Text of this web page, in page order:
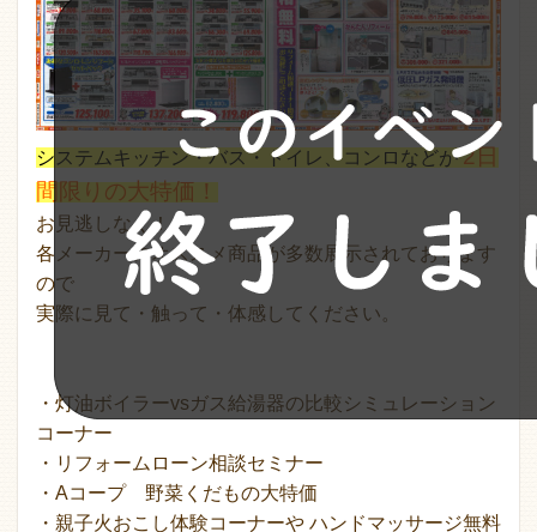
システムキッチン・バス・トイレ、コンロなどが 2日
間限りの大特価！
お見逃しなく！
各メーカーのオススメ商品が多数展示されております
ので
実際に見て・触って・体感してください。
・灯油ボイラーvsガス給湯器の比較シミュレーション
コーナー
・リフォームローン相談セミナー
・Aコープ 野菜くだもの大特価
・親子火おこし体験コーナーや ハンドマッサージ無料